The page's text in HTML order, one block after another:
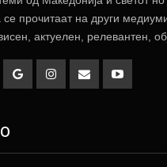
прочитаат на други
актуелен, релевантен,